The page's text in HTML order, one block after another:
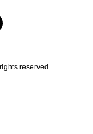
reserved.